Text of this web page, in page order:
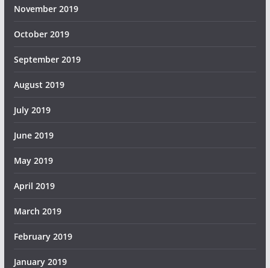
November 2019
October 2019
September 2019
August 2019
July 2019
June 2019
May 2019
April 2019
March 2019
February 2019
January 2019